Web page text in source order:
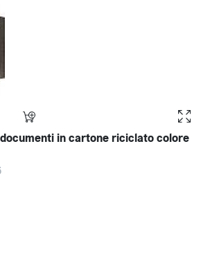
in cartone riciclato colore